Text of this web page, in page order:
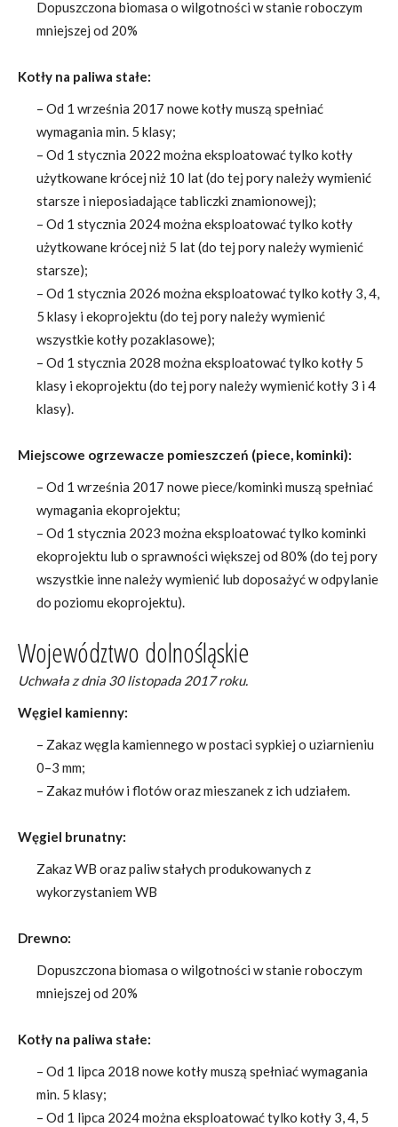
Dopuszczona biomasa o wilgotności w stanie roboczym
mniejszej od 20%
Kotły na paliwa stałe:
– Od 1 września 2017 nowe kotły muszą spełniać
wymagania min. 5 klasy;
– Od 1 stycznia 2022 można eksploatować tylko kotły
użytkowane krócej niż 10 lat (do tej pory należy wymienić
starsze i nieposiadające tabliczki znamionowej);
– Od 1 stycznia 2024 można eksploatować tylko kotły
użytkowane krócej niż 5 lat (do tej pory należy wymienić
starsze);
– Od 1 stycznia 2026 można eksploatować tylko kotły 3, 4,
5 klasy i ekoprojektu (do tej pory należy wymienić
wszystkie kotły pozaklasowe);
– Od 1 stycznia 2028 można eksploatować tylko kotły 5
klasy i ekoprojektu (do tej pory należy wymienić kotły 3 i 4
klasy).
Miejscowe ogrzewacze pomieszczeń (piece, kominki):
– Od 1 września 2017 nowe piece/kominki muszą spełniać
wymagania ekoprojektu;
– Od 1 stycznia 2023 można eksploatować tylko kominki
ekoprojektu lub o sprawności większej od 80% (do tej pory
wszystkie inne należy wymienić lub doposażyć w odpylanie
do poziomu ekoprojektu).
Województwo dolnośląskie
Uchwała z dnia 30 listopada 2017 roku.
Węgiel kamienny:
– Zakaz węgla kamiennego w postaci sypkiej o uziarnieniu
0–3 mm;
– Zakaz mułów i flotów oraz mieszanek z ich udziałem.
Węgiel brunatny:
Zakaz WB oraz paliw stałych produkowanych z
wykorzystaniem WB
Drewno:
Dopuszczona biomasa o wilgotności w stanie roboczym
mniejszej od 20%
Kotły na paliwa stałe:
– Od 1 lipca 2018 nowe kotły muszą spełniać wymagania
min. 5 klasy;
– Od 1 lipca 2024 można eksploatować tylko kotły 3, 4, 5